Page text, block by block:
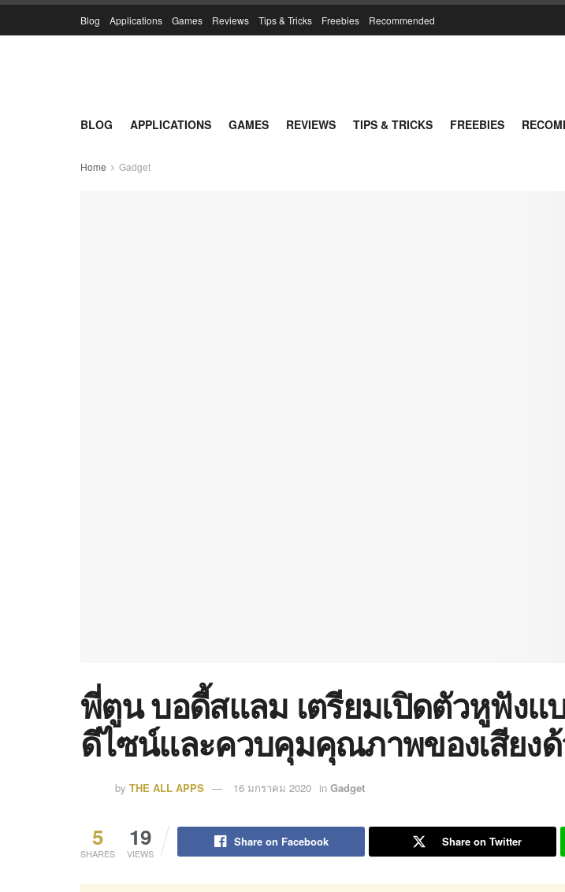
Blog Applications Games Reviews Tips & Tricks Freebies Recommended
BLOG APPLICATIONS GAMES REVIEWS TIPS & TRICKS FREEBIES
Home Gadget
พี่ตูน บอดี้สแลม เตรียมเปิดตัวหูฟังแ
ดีไซน์และควบคุมคุณภาพของเสียงด้
by THE ALL APPS 16 มกราคม 2020 in Gadget
5
SHARES
19
VIEWS
Share on Facebook Share on Twitter